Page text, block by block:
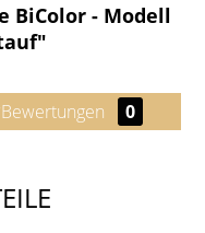
BiColor - Modell
Bewertungen 0